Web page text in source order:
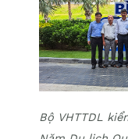
Bộ VHTTDL